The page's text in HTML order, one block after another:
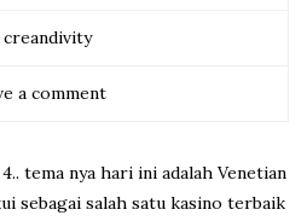
creandivity
a comment
tema nya hari ini adalah Venetian
sebagai salah satu kasino terbaik